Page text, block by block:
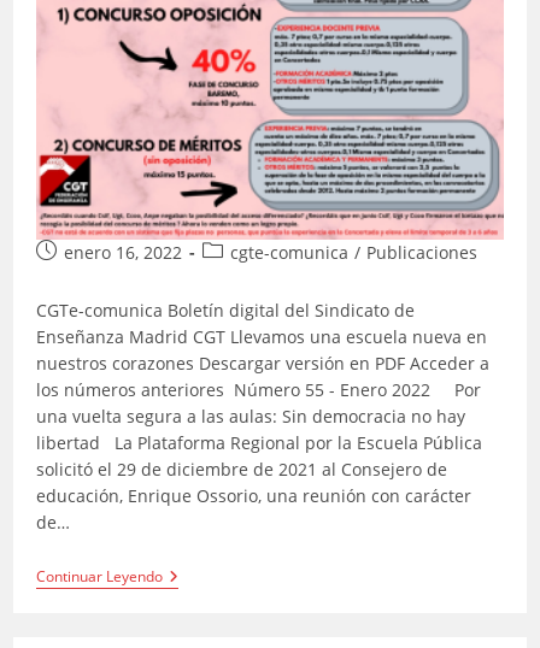
Publicación
la
entrada:
enero 16, 2022
Categoría
la
entrada:
cgte-comunica / Publicaciones
CGTe-comunica Boletín digital del Sindicato de
Enseñanza Madrid CGT Llevamos una escuela nueva en
nuestros corazones Descargar versión en PDF Acceder a
los números anteriores Número 55 - Enero 2022 Por
una vuelta segura a las aulas: Sin democracia no hay
libertad La Plataforma Regional por la Escuela Pública
solicitó el 29 de diciembre de 2021 al Consejero de
educación, Enrique Ossorio, una reunión con carácter
de…
Continuar LeyendoCGTe-
Comunica-